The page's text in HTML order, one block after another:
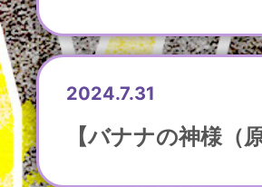
2024.7.31
【バナナの神様（